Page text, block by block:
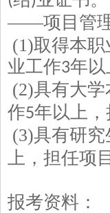
——项目管理
(1)取得本
业工作3年
(2)具有大学
作5年以上
(3)具有研究
上，担任项
报考资料：